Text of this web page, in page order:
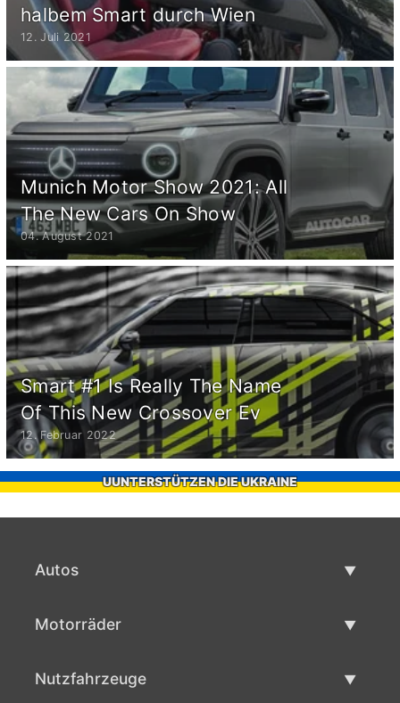
halbem Smart durch Wien
12. Juli 2021
Munich Motor Show 2021: All
The New Cars On Show
04. August 2021
Smart #1 Is Really The Name
Of This New Crossover Ev
12. Februar 2022
UUNTERSTÜTZEN DIE UKRAINE
Autos
Motorräder
Nutzfahrzeuge